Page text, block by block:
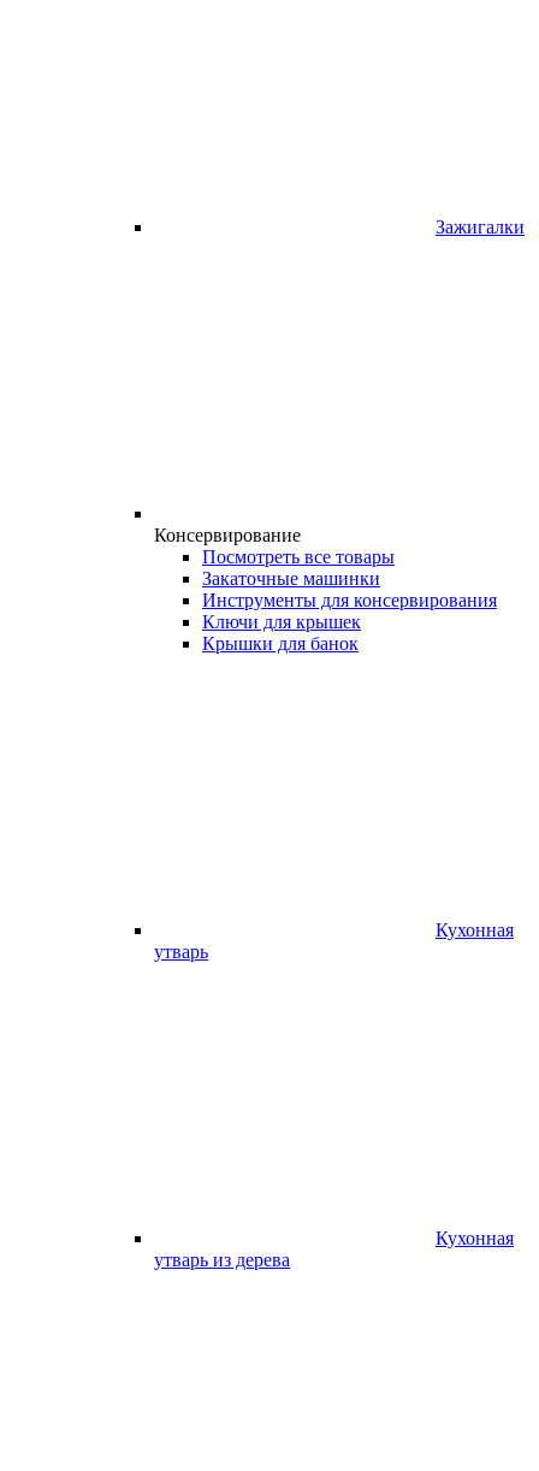
Зажигалки
Консервирование
Посмотреть все товары
Закаточные машинки
Инструменты для консервирования
Ключи для крышек
Крышки для банок
Кухонная
утварь
Кухонная
утварь из дерева